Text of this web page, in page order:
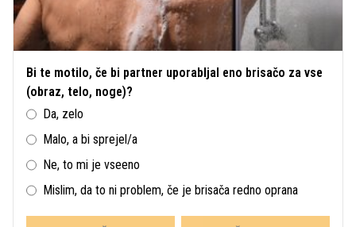
Bi te motilo, če bi partner uporabljal eno brisačo za vse
(obraz, telo, noge)?
Da, zelo
Malo, a bi sprejel/a
Ne, to mi je vseeno
Mislim, da to ni problem, če je brisača redno oprana